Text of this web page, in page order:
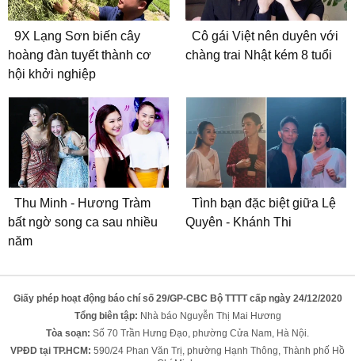
9X Lạng Sơn biến cây
hoàng đàn tuyết thành cơ
hội khởi nghiệp
Cô gái Việt nên duyên với
chàng trai Nhật kém 8 tuổi
Thu Minh - Hương Tràm
bất ngờ song ca sau nhiều
năm
Tình bạn đặc biệt giữa Lệ
Quyên - Khánh Thi
Giấy phép hoạt động báo chí số 29/GP-CBC Bộ TTTT cấp ngày 24/12/2020
Tổng biên tập: Nhà báo Nguyễn Thị Mai Hương
Tòa soạn: Số 70 Trần Hưng Đạo, phường Cửa Nam, Hà Nội.
VPĐD tại TP.HCM: 590/24 Phan Văn Trị, phường Hạnh Thông, Thành phố Hồ